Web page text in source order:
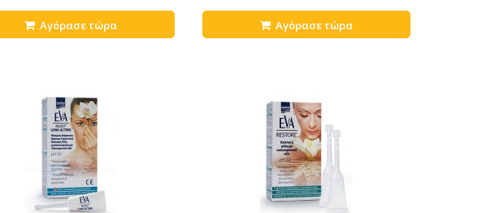
Αγόρασε τώρα Αγόρασε τώρα